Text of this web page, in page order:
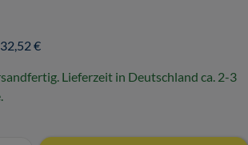
€
Lieferzeit in Deutschland ca. 2-3